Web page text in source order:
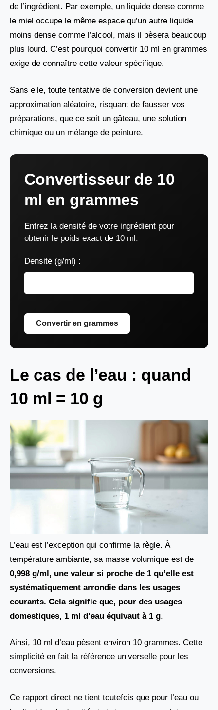
de l’ingrédient. Par exemple, un liquide dense comme
le miel occupe le même espace qu’un autre liquide
moins dense comme l’alcool, mais il pèsera beaucoup
plus lourd. C’est pourquoi convertir 10 ml en grammes
exige de connaître cette valeur spécifique.
Sans elle, toute tentative de conversion devient une
approximation aléatoire, risquant de fausser vos
préparations, que ce soit un gâteau, une solution
chimique ou un mélange de peinture.
Convertisseur de 10
ml en grammes
Entrez la densité de votre ingrédient pour
obtenir le poids exact de 10 ml.
Densité (g/ml) :
Convertir en grammes
Le cas de l’eau : quand
10 ml = 10 g
L’eau est l’exception qui confirme la règle. À
température ambiante, sa masse volumique est de
0,998 g/ml, une valeur si proche de 1 qu’elle est
systématiquement arrondie dans les usages
courants. Cela signifie que, pour des usages
domestiques, 1 ml d’eau équivaut à 1 g.
Ainsi, 10 ml d’eau pèsent environ 10 grammes. Cette
simplicité en fait la référence universelle pour les
conversions.
Ce rapport direct ne tient toutefois que pour l’eau ou